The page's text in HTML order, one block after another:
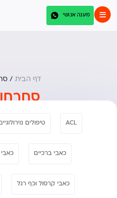
מענה אנושי
דף הבית/
ACL טיפולים נוירולוגיים
כאבי ברכיים כאבי
כאבי קרסול וכף רגל